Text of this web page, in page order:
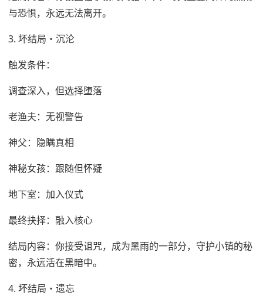
与恐惧，永远无法离开。
3. 坏结局・沉沦
触发条件：
调查深入，但选择堕落
老渔夫：无视警告
神父：隐瞒真相
神秘女孩：跟随但怀疑
地下室：加入仪式
最终抉择：融入核心
结局内容：你接受诅咒，成为黑雨的一部分，守护小镇的秘
密，永远活在黑暗中。
4. 坏结局・遗忘